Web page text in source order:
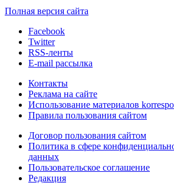
Полная версия сайта
Facebook
Twitter
RSS-ленты
E-mail рассылка
Контакты
Реклама на сайте
Использование материалов
Правила пользования сайтом
Договор пользования сайтом
Политика в сфере
данных
Пользовательское соглашение
Редакция